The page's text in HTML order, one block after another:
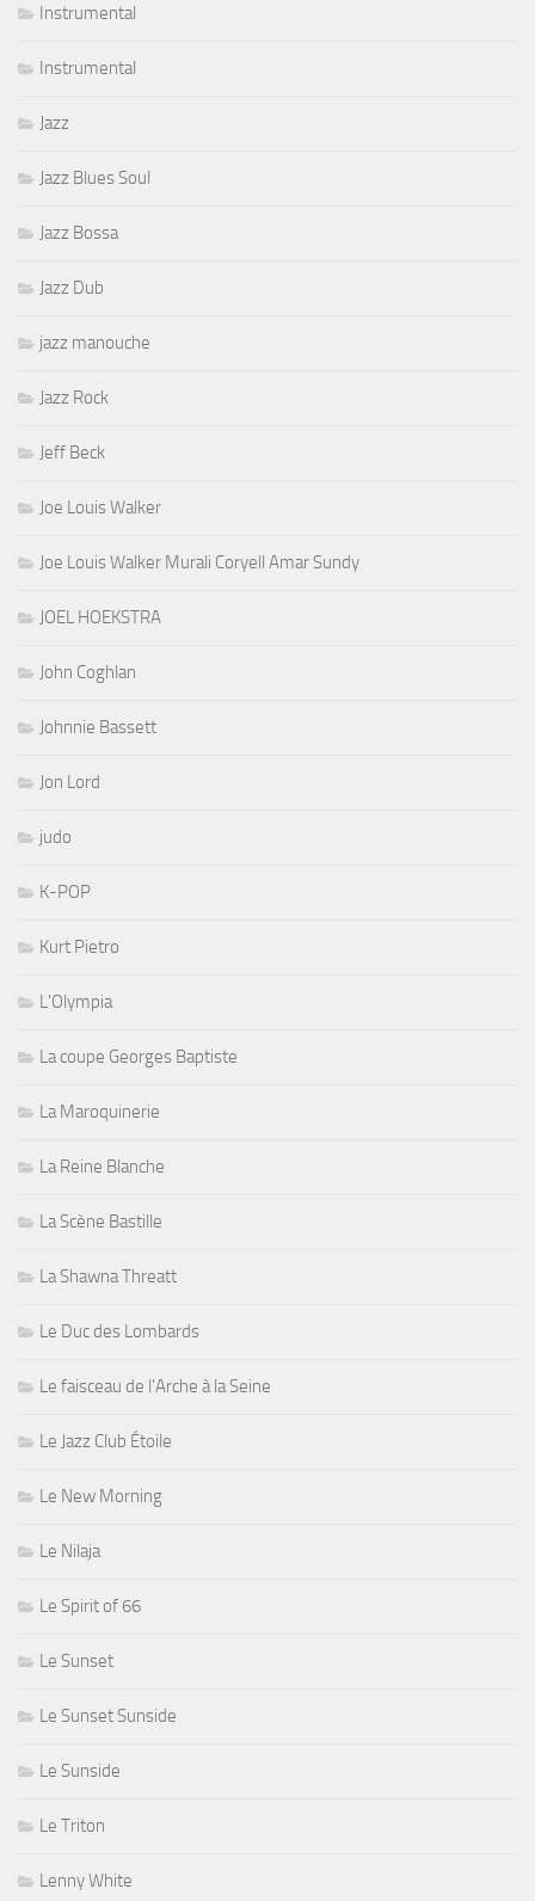
Instrumental
Instrumental
Jazz
Jazz Blues Soul
Jazz Bossa
Jazz Dub
jazz manouche
Jazz Rock
Jeff Beck
Joe Louis Walker
Joe Louis Walker Murali Coryell Amar Sundy
JOEL HOEKSTRA
John Coghlan
Johnnie Bassett
Jon Lord
judo
K-POP
Kurt Pietro
L'Olympia
La coupe Georges Baptiste
La Maroquinerie
La Reine Blanche
La Scène Bastille
La Shawna Threatt
Le Duc des Lombards
Le faisceau de l'Arche à la Seine
Le Jazz Club Étoile
Le New Morning
Le Nilaja
Le Spirit of 66
Le Sunset
Le Sunset Sunside
Le Sunside
Le Triton
Lenny White